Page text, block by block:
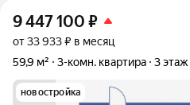
9 447 100 ₽
от 33 933 ₽ в месяц
59,9 м²
3-комн. квартира 3 этаж
новостройка